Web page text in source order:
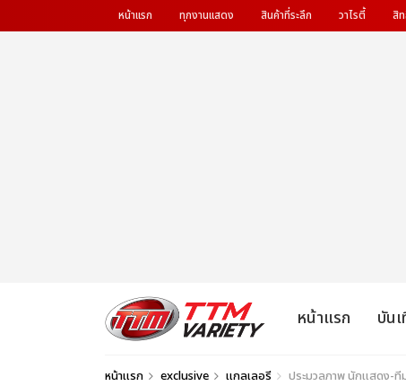
หน้าแรก ทุกงานแสดง สินค้าที่ระลึก วาไรตี้ สิ
หน้าแรก บัน
หน้าแรก exclusive แกลเลอรี ประมวลภาพ นักแสดง-ที